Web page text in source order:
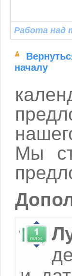
Работа над
началу
Мы